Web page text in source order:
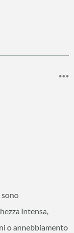
intensa,
o annebbiamento